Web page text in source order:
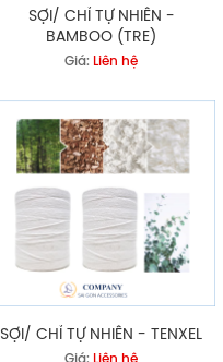
SỢI/ CHỈ TỰ NHIÊN -
BAMBOO (TRE)
Giá: Liên hệ
SỢI/ CHỈ TỰ NHIÊN - TENXEL